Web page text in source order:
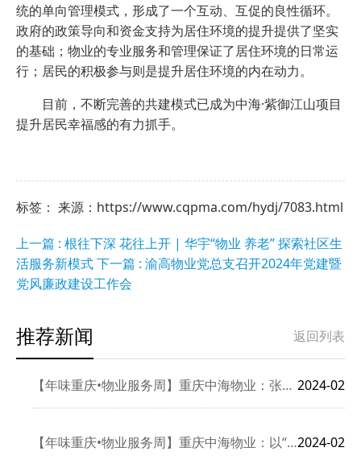
统的单向管理模式，形成了一个互动、互促的良性循环。
政府的政策导向和资金支持为居住环境的提升提供了坚实
的基础；物业的专业服务和管理保证了居住环境的日常运
行；居民的积极参与则是提升居住环境的内在动力。
目前，不断完善的共建模式已成为中海·紫御江山项目
提升居民幸福感的有力抓手。
标签： 来源：https://www.cqpma.com/hydj/7083.html
上一篇 : 根往下深 花往上开 | 华宇“物业 养老” 探索社区生
活服务新模式下一篇 : 渝高物业党总支召开2024年党建暨
党风廉政建设工作会
返回列表
推荐新闻
2024-02
【年味重庆•物业服务周】重庆中海物业：张灯结彩迎新春 春节装
2024-02
【年味重庆•物业服务周】重庆中海物业：以“心”迎新 启程业主